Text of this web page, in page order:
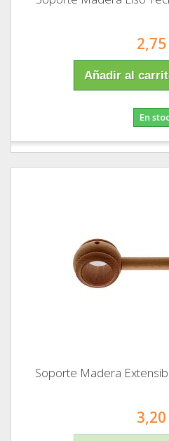
Añadir al
En
Soporte Madera